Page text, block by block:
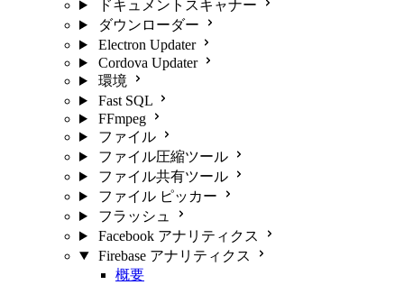
ドキュメントスキャナー
ダウンローダー
Electron Updater
Cordova Updater
環境
Fast SQL
FFmpeg
ファイル
ファイル圧縮ツール
ファイル共有ツール
ファイル ピッカー
フラッシュ
Facebook アナリティクス
Firebase アナリティクス
概要